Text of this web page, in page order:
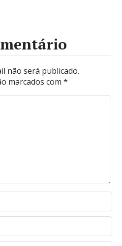
não será publicado.
marcados com*